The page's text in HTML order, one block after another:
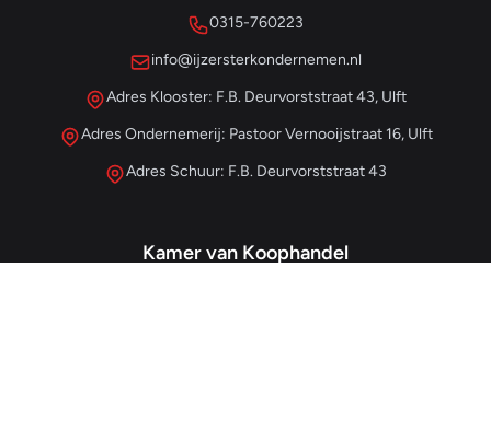
0315-760223
info@ijzersterkondernemen.nl
Adres Klooster: F.B. Deurvorststraat 43, Ulft
Adres Ondernemerij: Pastoor Vernooijstraat 16, Ulft
Adres Schuur: F.B. Deurvorststraat 43
Kamer van Koophandel